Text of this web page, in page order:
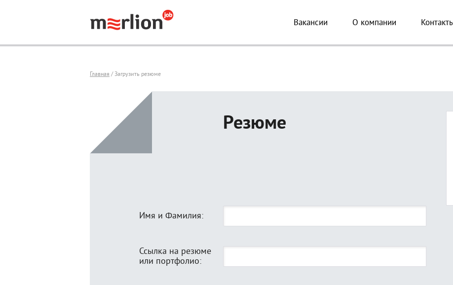
Вакансии О компании
Главная / Загрузить резюме
Резюме
Имя и Фамилия:
Ссылка на резюме
или портфолио: